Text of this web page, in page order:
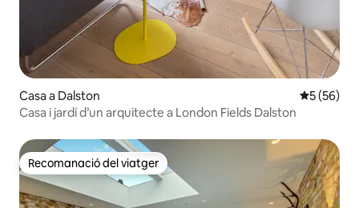
Casa a Dalston 5 de
5 (56)
Casa i jardí d’un arquitecte a London Fields Dalston
Recomanació del viatger
Recomanació del viatger